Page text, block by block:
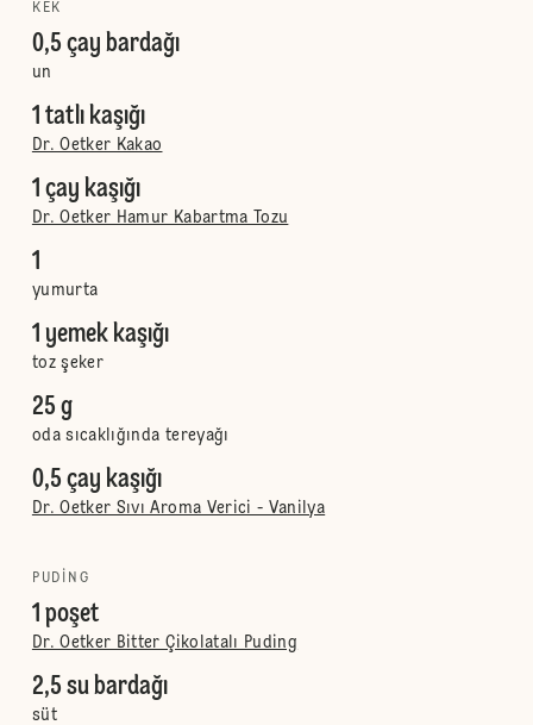
KEK
0,5 çay bardağı
un
1 tatlı kaşığı
Dr. Oetker Kakao
1 çay kaşığı
Dr. Oetker Hamur Kabartma Tozu
1
yumurta
1 yemek kaşığı
toz şeker
25 g
oda sıcaklığında tereyağı
0,5 çay kaşığı
Dr. Oetker Sıvı Aroma Verici - Vanilya
PUDING
1 poşet
Dr. Oetker Bitter Çikolatalı Puding
2,5 su bardağı
süt